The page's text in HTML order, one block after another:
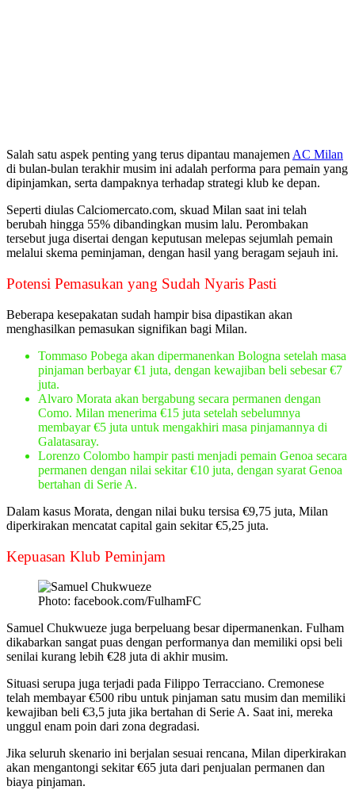
Salah satu aspek penting yang terus dipantau manajemen AC Milan
di bulan-bulan terakhir musim ini adalah performa para pemain yang
dipinjamkan, serta dampaknya terhadap strategi klub ke depan.
Seperti diulas Calciomercato.com, skuad Milan saat ini telah
berubah hingga 55% dibandingkan musim lalu. Perombakan
tersebut juga disertai dengan keputusan melepas sejumlah pemain
melalui skema peminjaman, dengan hasil yang beragam sejauh ini.
Potensi Pemasukan yang Sudah Nyaris Pasti
Beberapa kesepakatan sudah hampir bisa dipastikan akan
menghasilkan pemasukan signifikan bagi Milan.
Tommaso Pobega akan dipermanenkan Bologna setelah masa
pinjaman berbayar €1 juta, dengan kewajiban beli sebesar €7
juta.
Alvaro Morata akan bergabung secara permanen dengan
Como. Milan menerima €15 juta setelah sebelumnya
membayar €5 juta untuk mengakhiri masa pinjamannya di
Galatasaray.
Lorenzo Colombo hampir pasti menjadi pemain Genoa secara
permanen dengan nilai sekitar €10 juta, dengan syarat Genoa
bertahan di Serie A.
Dalam kasus Morata, dengan nilai buku tersisa €9,75 juta, Milan
diperkirakan mencatat capital gain sekitar €5,25 juta.
Kepuasan Klub Peminjam
Photo: facebook.com/FulhamFC
Samuel Chukwueze juga berpeluang besar dipermanenkan. Fulham
dikabarkan sangat puas dengan performanya dan memiliki opsi beli
senilai kurang lebih €28 juta di akhir musim.
Situasi serupa juga terjadi pada Filippo Terracciano. Cremonese
telah membayar €500 ribu untuk pinjaman satu musim dan memiliki
kewajiban beli €3,5 juta jika bertahan di Serie A. Saat ini, mereka
unggul enam poin dari zona degradasi.
Jika seluruh skenario ini berjalan sesuai rencana, Milan diperkirakan
akan mengantongi sekitar €65 juta dari penjualan permanen dan
biaya pinjaman.